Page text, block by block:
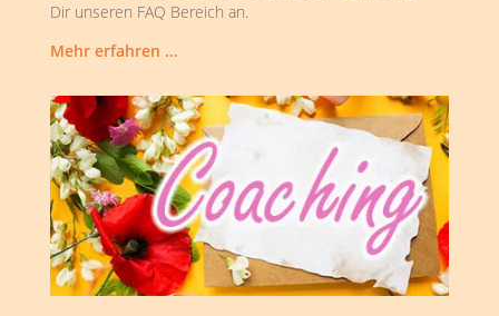
Dir unseren FAQ Bereich an.
Mehr erfahren …